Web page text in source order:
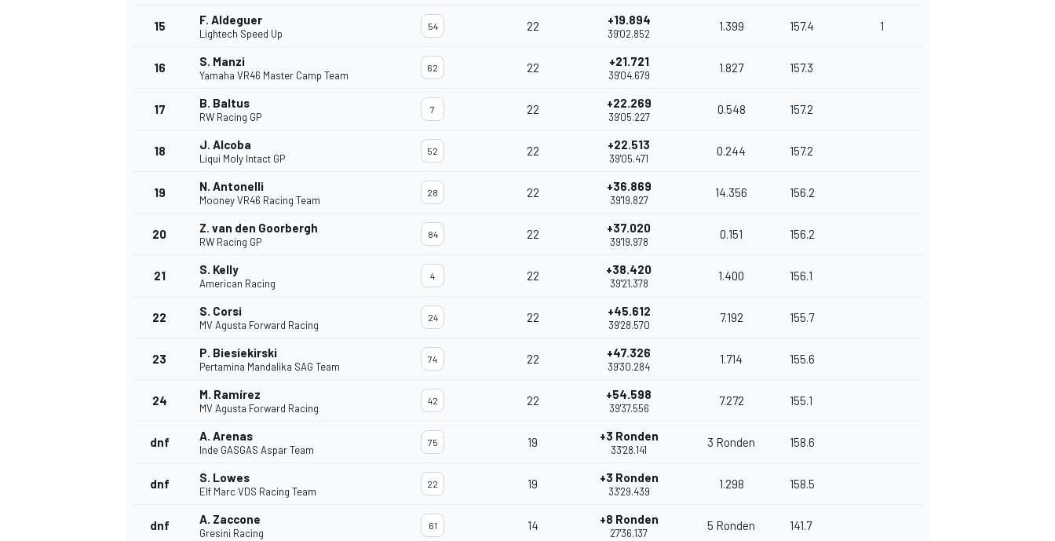
15 F. Aldeguer
Lightech Speed Up
54 22 +19.894
39'02.852
1.399 157.4 1
16 S. Manzi
Yamaha VR46 Master Camp Team
62 22 +21.721
39'04.679
1.827 157.3
17 B. Baltus
RW Racing GP
7 22 +22.269
39'05.227
0.548 157.2
18 J. Alcoba
Liqui Moly Intact GP
52 22 +22.513
39'05.471
0.244 157.2
19 N. Antonelli
Mooney VR46 Racing Team
28 22 +36.869
39'19.827
14.356 156.2
20 Z. van den Goorbergh
RW Racing GP
84 22 +37.020
39'19.978
0.151 156.2
21 S. Kelly
American Racing
4 22 +38.420
39'21.378
1.400 156.1
22 S. Corsi
MV Agusta Forward Racing
24 22 +45.612
39'28.570
7.192 155.7
23 P. Biesiekirski
Pertamina Mandalika SAG Team
74 22 +47.326
39'30.284
1.714 155.6
24 M. Ramírez
MV Agusta Forward Racing
42 22 +54.598
39'37.556
7.272 155.1
dnf A. Arenas
Inde GASGAS Aspar Team
75 19 +3 Ronden
33'28.141
3 Ronden 158.6
dnf S. Lowes
Elf Marc VDS Racing Team
22 19 +3 Ronden
33'29.439
1.298 158.5
dnf A. Zaccone
Gresini Racing
61 14 +8 Ronden
27'36.137
5 Ronden 141.7